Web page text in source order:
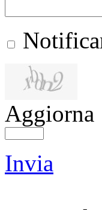
Aggiorna
Invia